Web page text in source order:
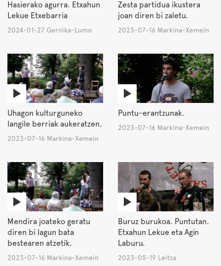
Hasierako agurra. Etxahun
Lekue Etxebarria
2024-01-27 Gernika-Lumo
Zesta partidua ikustera
joan diren bi zaletu.
2023-07-16 Markina-Xemein
Uhagon kulturguneko
langile berriak aukeratzen.
2023-07-16 Markina-Xemein
Puntu-erantzunak.
2023-07-16 Markina-Xemein
Mendira joateko geratu
diren bi lagun bata
bestearen atzetik.
2023-07-16 Markina-Xemein
Buruz burukoa. Puntutan.
Etxahun Lekue eta Agin
Laburu.
2023-05-19 Leitza